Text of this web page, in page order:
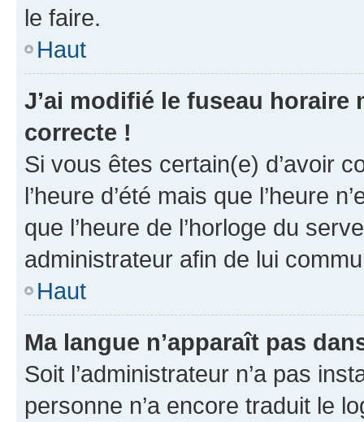
le faire.
Haut
J’ai modifié le fuseau horaire
correcte !
Si vous êtes certain(e) d’avoir
l’heure d’été mais que l’heure
que l’heure de l’horloge du
administrateur afin de lui
Haut
Ma langue n’apparaît pas
Soit l’administrateur n’a pas
personne n’a encore traduit le